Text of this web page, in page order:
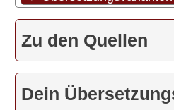
Dr. R. Steiner:
im Bewusstsein
Idealsausgeführt
Coster: „... gibt
Zu den Quellen
Dein